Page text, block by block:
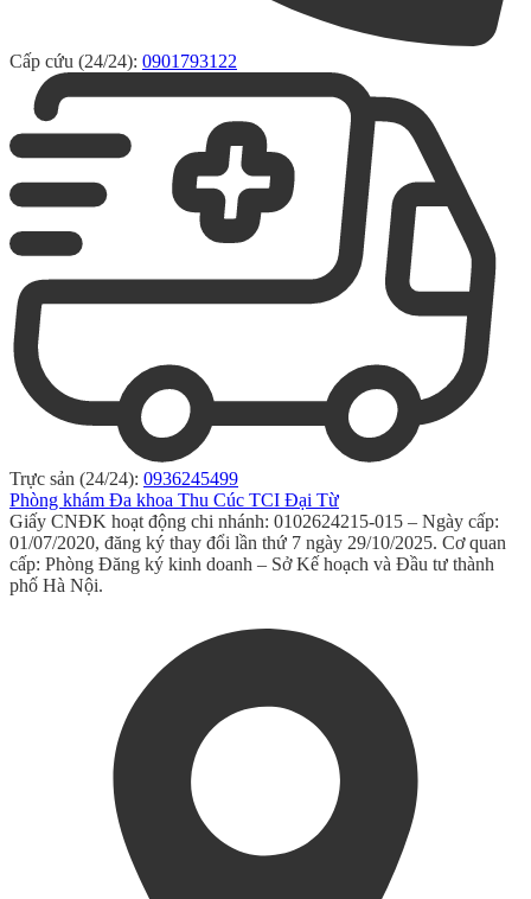
Cấp cứu (24/24): 0901793122
Trực sản (24/24): 0936245499
Phòng khám Đa khoa Thu Cúc TCI Đại Từ
Giấy CNĐK hoạt động chi nhánh: 0102624215-015 – Ngày cấp:
01/07/2020, đăng ký thay đổi lần thứ 7 ngày 29/10/2025. Cơ quan
cấp: Phòng Đăng ký kinh doanh – Sở Kế hoạch và Đầu tư thành
phố Hà Nội.